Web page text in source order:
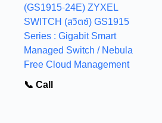
(GS1915-24E) ZYXEL
SWITCH (สวิตซ์) GS1915
Series : Gigabit Smart
Managed Switch / Nebula
Free Cloud Management
📞 Call